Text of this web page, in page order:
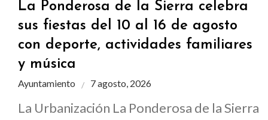
La Ponderosa de la Sierra celebra
sus fiestas del 10 al 16 de agosto
con deporte, actividades familiares
y música
Ayuntamiento 7 agosto, 2026
La Urbanización La Ponderosa de la Sierra